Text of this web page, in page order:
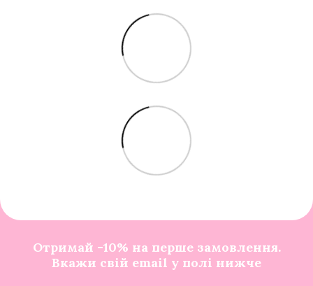
Отримай -10% на перше замовлення.
Вкажи свій email у полі нижче